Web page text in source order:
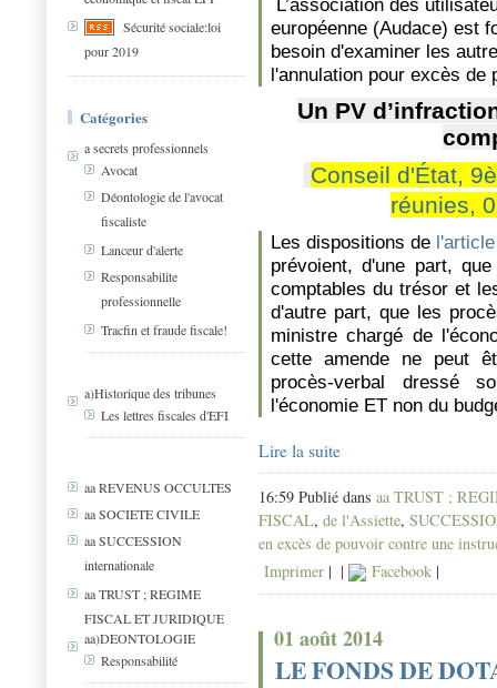
Sécurité sociale:loi
pour 2019
Catégories
a secrets professionnels
Avocat
Déontologie de l'avocat
fiscaliste
Lanceur d'alerte
Responsabilite
professionnelle
Tracfin et fraude fiscale!
a)Historique des tribunes
Les lettres fiscales d'EFI
aa REVENUS OCCULTES
aa SOCIETE CIVILE
aa SUCCESSION
internationale
aa TRUST ; REGIME
FISCAL ET JURIDIQUE
aa)DEONTOLOGIE
Responsabilité
L’association des
européenne (Audace) est
besoin d'examiner les
l'annulation pour excès de
Un PV
Conseil d'État,
réunies,
Les dispositions de
prévoient, d'une part,
comptables du trésor et
d'autre part, que les
ministre chargé de
cette amende ne peut
procès-verbal dressé
l'économie ET non du
Lire la suite
16:59 Publié dans aa TRUST ;
FISCAL, de l'Assiette,
en excès de pouvoir contre une
Imprimer | | Facebook |
01 août 2014
LE FONDS DE